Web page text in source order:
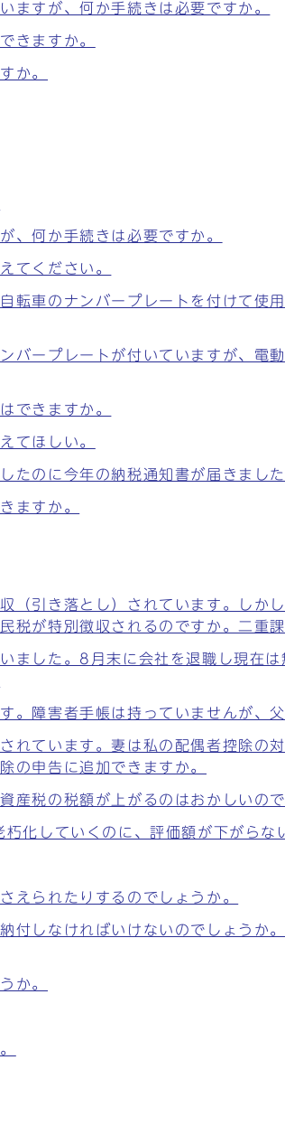
ますが、何か手続きは必要ですか。
きますか。
か。
、何か手続きは必要ですか。
てください。
転車のナンバープレートを付けて使
バープレートが付いていますが、電
できますか。
てほしい。
たのに今年の納税通知書が届きまし
ますか。
（引き落とし）されています。しか
税が特別徴収されるのですか。二重
ました。8月末に会社を退職し現在
障害者手帳は持っていませんが、
れています。妻は私の配偶者控除の
の申告に追加できますか。
産税の税額が上がるのはおかしいの
化していくのに、評価額が下がらな
えられたりするのでしょうか。
付しなければいけないのでしょうか
か。